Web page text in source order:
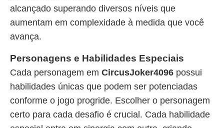
alcançado superando diversos níveis que
aumentam em complexidade à medida que você
avança.
Personagens e Habilidades Especiais
Cada personagem em CircusJoker4096 possui
habilidades únicas que podem ser potenciadas
conforme o jogo progride. Escolher o personagem
certo para cada desafio é crucial. Cada habilidade